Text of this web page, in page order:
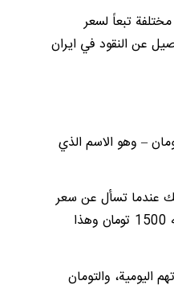
تبعاً لسعر
عن النقود في ايران
– وهو الاسم الذي
أنك عندما تسأل عن سعر
شيء ما فسيعطيك السعر بالتومان، مثلاً إذا ذهبت إلى متجر لشراء زجاجة مياه وسألت عن سعره فسيقول لك البائع إنه 1500 تومان وهذا
اليومية، والتومان